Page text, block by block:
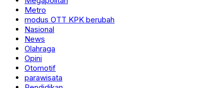
Metro
modus OTT KPK berubah
Nasional
News
Olahraga
Opini
Otomotif
parawisata